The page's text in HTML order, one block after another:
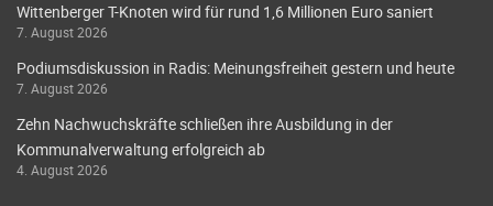
Wittenberger T-Knoten wird für rund 1,6 Millionen Euro saniert
7. August 2026
Podiumsdiskussion in Radis: Meinungsfreiheit gestern und heute
7. August 2026
Zehn Nachwuchskräfte schließen ihre Ausbildung in der
Kommunalverwaltung erfolgreich ab
4. August 2026